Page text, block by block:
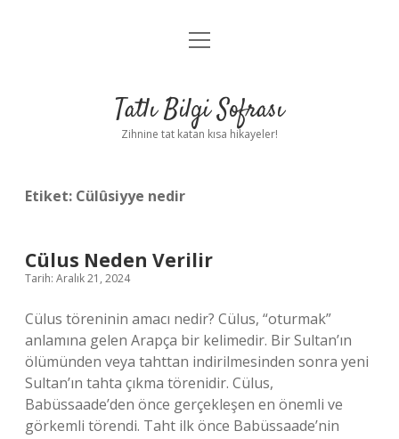
Anasayfa
Yasal Uyarı
menüyü
Tatlı Bilgi Sofrası
Zihnine tat katan kısa hikayeler!
Etiket: Cülûsiyye nedir
Cülus Neden Verilir
Tarih: Aralık 21, 2024
Cülus töreninin amacı nedir? Cülus, “oturmak”
anlamına gelen Arapça bir kelimedir. Bir Sultan’ın
ölümünden veya tahttan indirilmesinden sonra yeni
Sultan’ın tahta çıkma törenidir. Cülus,
Babüssaade’den önce gerçekleşen en önemli ve
görkemli törendi. Taht ilk önce Babüssaade’nin